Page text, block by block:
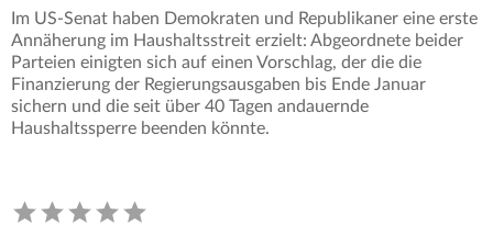
Im US-Senat haben Demokraten und Republikaner eine erste
Annäherung im Haushaltsstreit erzielt: Abgeordnete beider
Parteien einigten sich auf einen Vorschlag, der die die
Finanzierung der Regierungsausgaben bis Ende Januar
sichern und die seit über 40 Tagen andauernde
Haushaltssperre beenden könnte.